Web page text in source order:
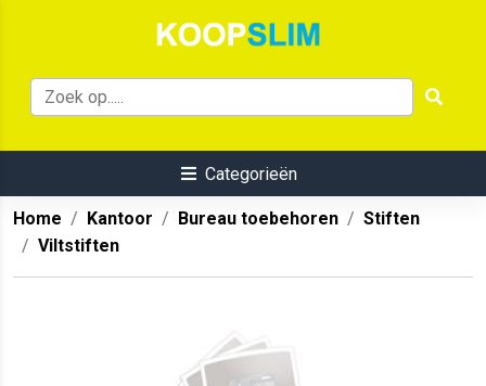
Categorieën
Home Kantoor Bureau toebehoren
Stiften
Viltstiften